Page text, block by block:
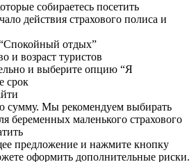
собираетесь посетить
действия страхового полиса и
отдых”
и возраст туристов
и выберите опцию “Я
срок
сумму. Мы рекомендуем выбирать
беременных маленького страхового
предложение и нажмите кнопку
оформить дополнительные риски.